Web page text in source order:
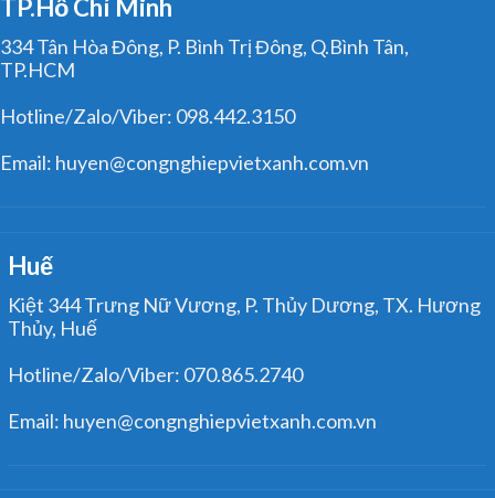
TP.Hồ Chí Minh
334 Tân Hòa Đông, P. Bình Trị Đông, Q.Bình Tân,
TP.HCM
Hotline/Zalo/Viber: 098.442.3150
Email: huyen@congnghiepvietxanh.com.vn
Huế
Kiệt 344 Trưng Nữ Vương, P. Thủy Dương, TX. Hương
Thủy, Huế
Hotline/Zalo/Viber: 070.865.2740
Email: huyen@congnghiepvietxanh.com.vn